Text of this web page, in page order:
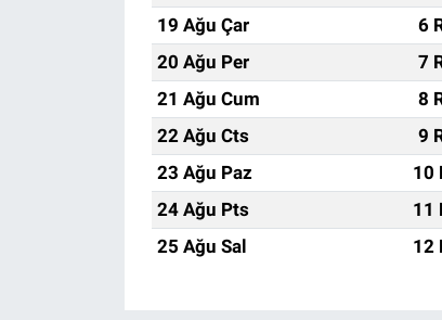
19 Ağu Çar
6
20 Ağu Per
7
21 Ağu Cum
8
22 Ağu Cts
9
23 Ağu Paz
10
24 Ağu Pts
11
25 Ağu Sal
12